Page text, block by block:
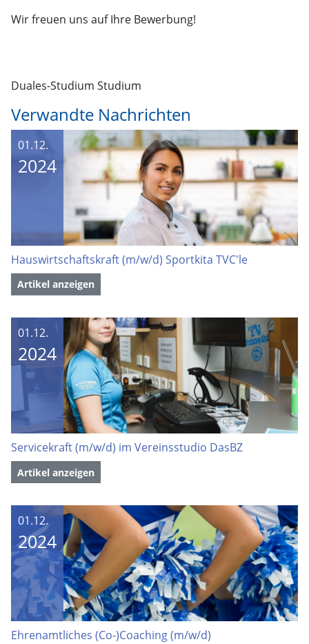
Wir freuen uns auf Ihre Bewerbung!
Duales-Studium Studium
Verwandte Nachrichten
01.12.
2024
Hauswirtschaftskraft (m/w/d) Sportkita TVC'le
Artikel anzeigen
01.12.
2024
Servicekraft (m/w/d) im Vereinsstudio DasBZ
Artikel anzeigen
01.12.
2024
Ehrenamtliches (Co-)Coaching (m/w/d)